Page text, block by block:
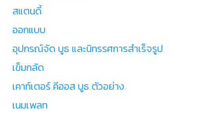
สแตนดี้
ออกแบบ
อุปกรณ์จัด บูธ และนิทรรศการสำเร็จรูป
เข็มกลัด
เคาท์เตอร์ คีออส บูธ ตัวอย่าง
เนมเพลท